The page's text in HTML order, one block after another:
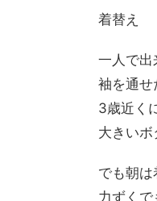
着替え
一人で出
袖を通せ
3歳近く
大きいボ
でも朝
力ずくで